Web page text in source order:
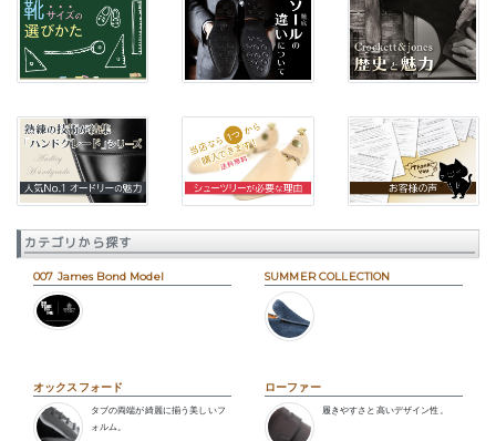
カテゴリから探す
007 James Bond Model SUMMER COLLECTION
オックスフォード
タブの両端が綺麗に揃う美しいフ
ォルム。
ローファー
履きやすさと高いデザイン性。